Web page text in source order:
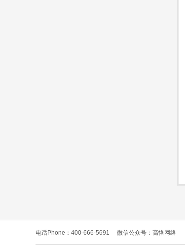
电话Phone：400-666-5691 微信公众号：高恪网络